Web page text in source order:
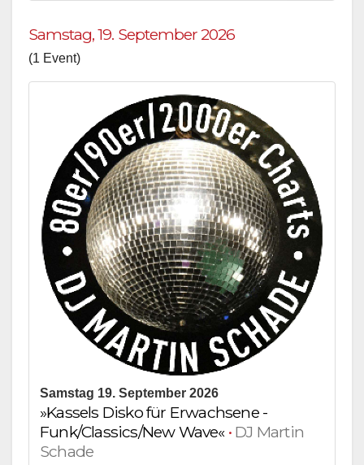
Samstag, 19. September 2026
(1 Event)
Samstag 19. September 2026
»Kassels Disko für Erwachsene -
Funk/Classics/New Wave« • DJ Martin
Schade